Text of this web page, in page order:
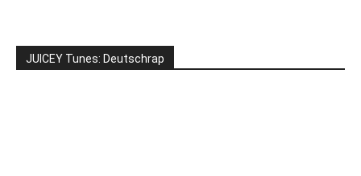
JUICEY Tunes: Deutschrap